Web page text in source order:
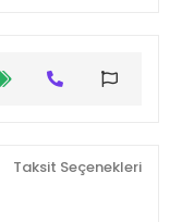
Taksit Seçenekleri